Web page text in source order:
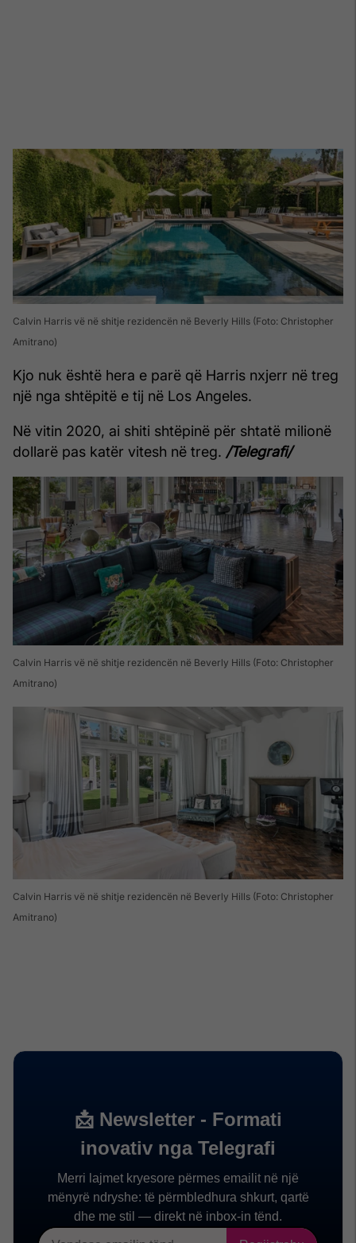
Calvin Harris vë në shitje rezidencën në Beverly Hills (Foto: Christopher
Amitrano)
Kjo nuk është hera e parë që Harris nxjerr në treg
një nga shtëpitë e tij në Los Angeles.
Në vitin 2020, ai shiti shtëpinë për shtatë milionë
dollarë pas katër vitesh në treg. /Telegrafi/
Calvin Harris vë në shitje rezidencën në Beverly Hills (Foto: Christopher
Amitrano)
Calvin Harris vë në shitje rezidencën në Beverly Hills (Foto: Christopher
Amitrano)